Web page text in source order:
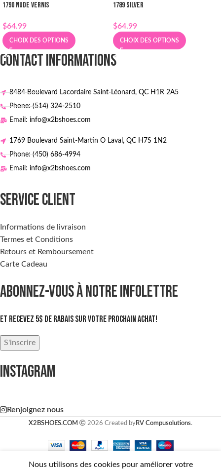
1790 NUDE VERNIS
$64.99
CHOIX DES OPTIONS
1789 SILVER
$64.99
CHOIX DES OPTIONS
CONTACT INFORMATIONS
8484 Boulevard Lacordaire Saint-Léonard, QC H1R 2A5
Phone: (514) 324-2510
Email: info@x2bshoes.com
1769 Boulevard Saint-Martin O Laval, QC H7S 1N2
Phone: (450) 686-4994
Email: info@x2bshoes.com
SERVICE CLIENT
Informations de livraison
Termes et Conditions
Retours et Remboursement
Carte Cadeau
ABONNEZ-VOUS À NOTRE INFOLETTRE
Et recevez 5$ de rabais sur votre prochain achat!
S'inscrire
INSTAGRAM
Renjoignez nous
X2BSHOES.COM 2026 Created byRV Compusolutions.
Nous utilisons des cookies pour améliorer votre